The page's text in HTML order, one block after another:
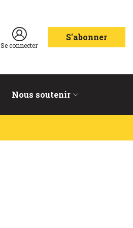
Se connecter
S'abonner
Nous soutenir